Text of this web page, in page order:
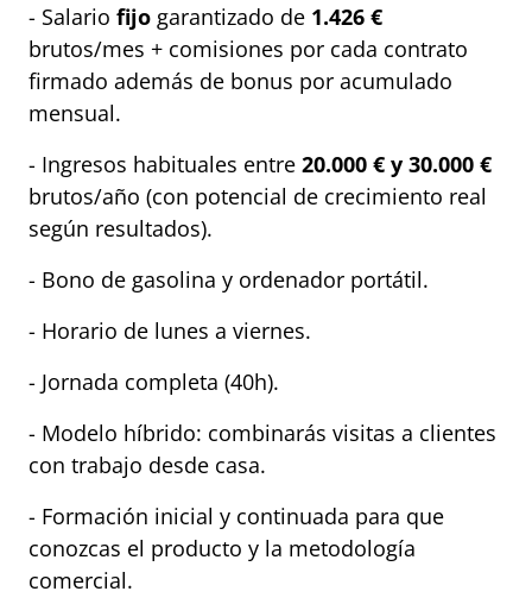
- Salario fijo garantizado de 1.426 €
brutos/mes + comisiones por cada contrato
firmado además de bonus por acumulado
mensual.
- Ingresos habituales entre 20.000 € y 30.000 €
brutos/año (con potencial de crecimiento real
según resultados).
- Bono de gasolina y ordenador portátil.
- Horario de lunes a viernes.
- Jornada completa (40h).
- Modelo híbrido: combinarás visitas a clientes
con trabajo desde casa.
- Formación inicial y continuada para que
conozcas el producto y la metodología
comercial.